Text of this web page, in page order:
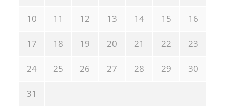
10 11 12 13 14 15 16
17 18 19 20 21 22 23
24 25 26 27 28 29 30
31